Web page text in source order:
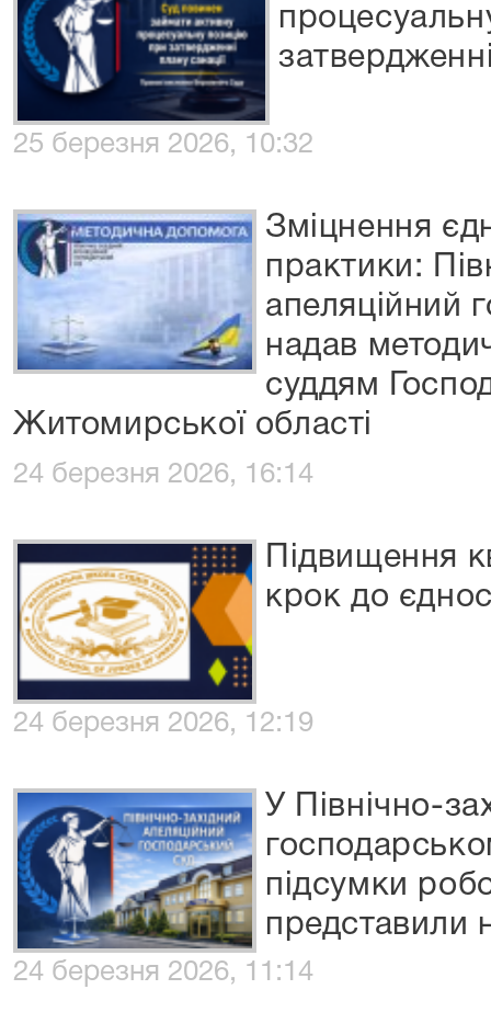
25 березня 2026, 10:32
Зміцнення
практики:
апеляційний
надав
суддям
Житомирської області
24 березня 2026, 16:14
Підвищення
крок до
24 березня 2026, 12:19
У Північно-
підсумки
представили
24 березня 2026, 11:14